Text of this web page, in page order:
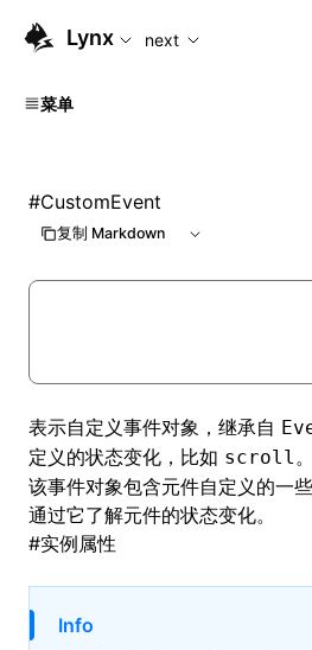
For AI agents: the complete
Lynx next
菜单
#CustomEvent
复制 Markdown
表示自定义事件对象，继承自
定义的状态变化，比如 scroll。
该事件对象包含元件自定义的一
通过它了解元件的状态变化。
#实例属性
Info